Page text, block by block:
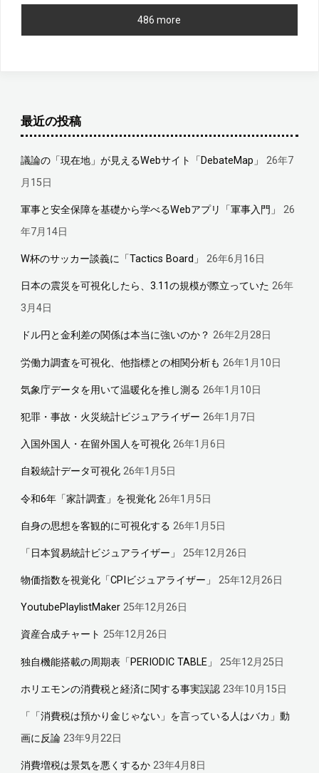
486 more
最近の投稿
議論の「現在地」が見えるWebサイト「DebateMap」
26年7
月15日
軍事と安全保障を基礎から学べるWebアプリ「軍事入門」
26
年7月14日
W杯のサッカー談義に「Tactics Board」 26年6月16日
日本の震災を可視化したら、3.11の規模が際立っていた 26年
3月4日
ドル円と金利差の関係は本当に強いのか？ 26年2月28日
労働力調査を可視化、他指標との相関分析も 26年1月10日
気象庁データを用いて温暖化を推し測る 26年1月10日
犯罪・事故・火災統計ビジュアライザー 26年1月7日
入国外国人・在留外国人を可視化 26年1月6日
自殺統計データ可視化 26年1月5日
令和6年「家計調査」を視覚化 26年1月5日
自身の思想を客観的に可視化する 26年1月5日
「日本貿易統計ビジュアライザー」 25年12月26日
物価指数を視覚化「CPIビジュアライザー」 25年12月26日
YoutubePlaylistMaker 25年12月26日
資産合成チャート 25年12月26日
独自機能搭載の周期表「PERIODIC TABLE」 25年12月25日
ホリエモンの消費税と経済に関する事実誤認 23年10月15日
「「消費税は預かり金じゃない」を言っている人はバカ」動
画に反論 23年9月22日
消費増税は景気を悪くするか 23年4月8日